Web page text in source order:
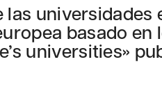
universidades
basado en
universities»